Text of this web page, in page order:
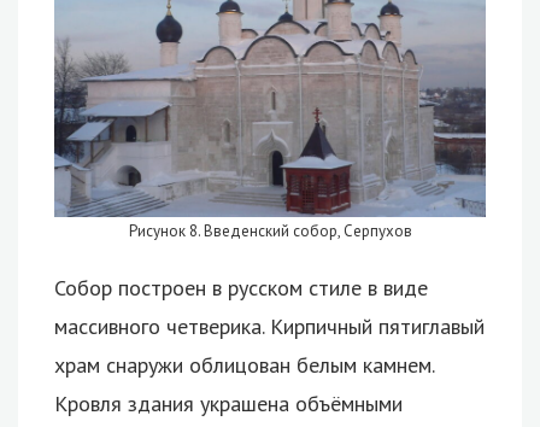
Рисунок 8. Введенский собор, Серпухов
Собор построен в русском стиле в виде
массивного четверика. Кирпичный пятиглавый
храм снаружи облицован белым камнем.
Кровля здания украшена объёмными